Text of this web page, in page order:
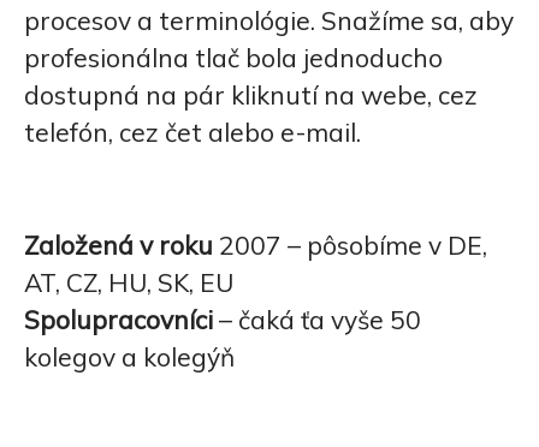
procesov a terminológie. Snažíme sa, aby
profesionálna tlač bola jednoducho
dostupná na pár kliknutí na webe, cez
telefón, cez čet alebo e-mail.
Založená v roku 2007 – pôsobíme v DE,
AT, CZ, HU, SK, EU
Spolupracovníci– čaká ťa vyše 50
kolegov a kolegýň